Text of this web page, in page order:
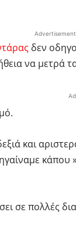
Advertisement
δεν
να μετρά
και
κάπου
σε πολλές